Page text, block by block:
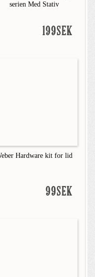
serien Med Stativ
199SEK
Hardware kit for lid
99SEK